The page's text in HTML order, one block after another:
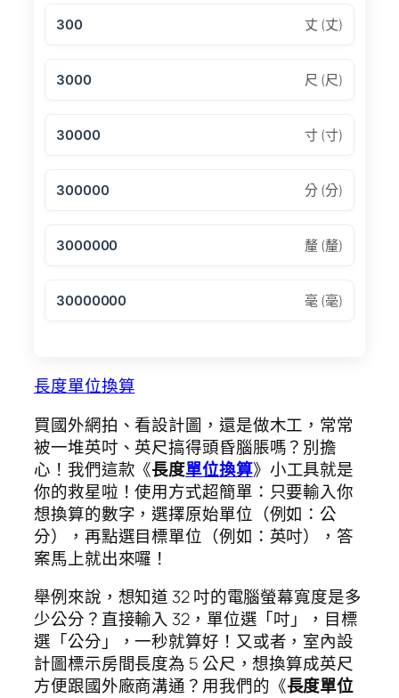
300 丈 (丈)
3000 尺 (尺)
30000 寸 (寸)
300000 分 (分)
3000000 釐 (釐)
30000000 毫 (毫)
長度單位換算
買國外網拍、看設計圖，還是做木工，常常
被一堆英吋、英尺搞得頭昏腦脹嗎？別擔
心！我們這款《長度單位換算》小工具就是
你的救星啦！使用方式超簡單：只要輸入你
想換算的數字，選擇原始單位（例如：公
分），再點選目標單位（例如：英吋），答
案馬上就出來囉！
舉例來說，想知道 32 吋的電腦螢幕寬度是多
少公分？直接輸入 32，單位選「吋」，目標
選「公分」，一秒就算好！又或者，室內設
計圖標示房間長度為 5 公尺，想換算成英尺
方便跟國外廠商溝通？用我們的《長度單位